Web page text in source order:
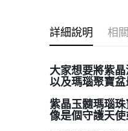
詳細說明 相
大家想要將紫
以及瑪瑙聚寶
紫晶玉髓瑪瑙
像是個守護天使